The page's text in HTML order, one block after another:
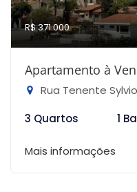
R$ 371.000
Apartamento à
Rua Tenente Sylvio
3 Quartos
1
Mais informações